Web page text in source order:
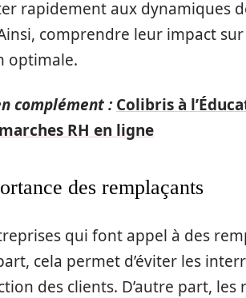
rapidement aux dynamiques
comprendre leur impact
optimale.
complément : Colibris à
RH en ligne
des remplaçants
qui font appel à des
cela permet d’éviter les
des clients. D’autre part,